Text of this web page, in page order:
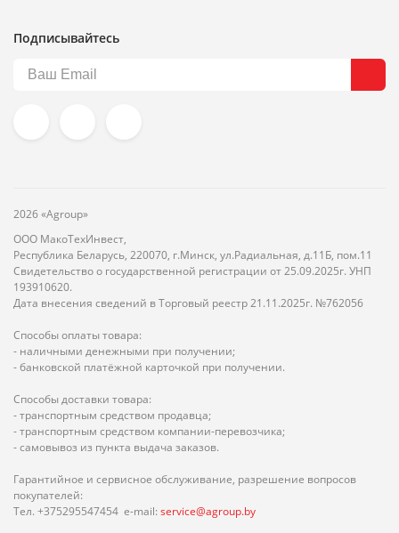
Подписывайтесь
2026 «Agroup»
ООО МакоТехИнвест,
Республика Беларусь, 220070, г.Минск, ул.Радиальная, д.11Б, пом.11
Свидетельство о государственной регистрации от 25.09.2025г. УНП
193910620.
Дата внесения сведений в Торговый реестр 21.11.2025г. №762056
Способы оплаты товара:
- наличными денежными при получении;
- банковской платёжной карточкой при получении.
Способы доставки товара:
- транспортным средством продавца;
- транспортным средством компании-перевозчика;
- самовывоз из пункта выдача заказов.
Гарантийное и сервисное обслуживание, разрешение вопросов
покупателей:
Тел. +375295547454 e-mail: service@agroup.by